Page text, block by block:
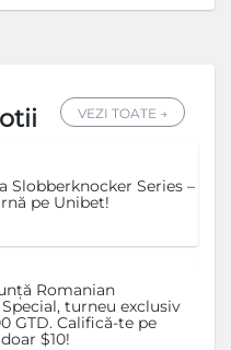
VEZI TOATE →
Slobberknocker Series –
pe Unibet!
Romanian
turneu exclusiv
GTD. Califică-te pe
$10!